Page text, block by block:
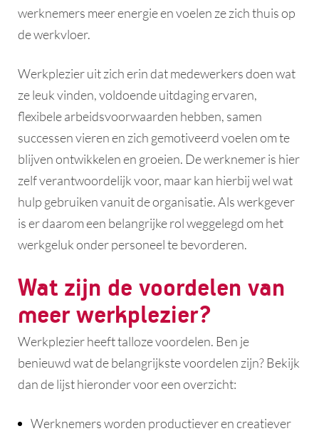
werknemers meer energie en voelen ze zich thuis op
de werkvloer.
Werkplezier uit zich erin dat medewerkers doen wat
ze leuk vinden, voldoende uitdaging ervaren,
flexibele arbeidsvoorwaarden hebben, samen
successen vieren en zich gemotiveerd voelen om te
blijven ontwikkelen en groeien. De werknemer is hier
zelf verantwoordelijk voor, maar kan hierbij wel wat
hulp gebruiken vanuit de organisatie. Als werkgever
is er daarom een belangrijke rol weggelegd om het
werkgeluk onder personeel te bevorderen.
Wat zijn de voordelen van
meer werkplezier?
Werkplezier heeft talloze voordelen. Ben je
benieuwd wat de belangrijkste voordelen zijn? Bekijk
dan de lijst hieronder voor een overzicht:
Werknemers worden productiever en creatiever